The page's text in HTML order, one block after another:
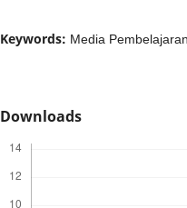
Keywords: Media
Downloads